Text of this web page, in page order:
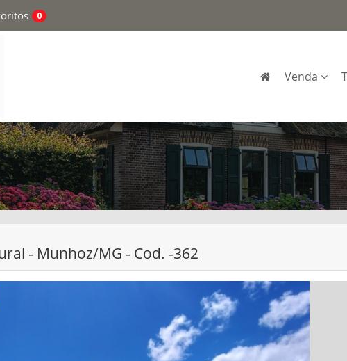
0
Venda
- Munhoz/MG - Cod. -362